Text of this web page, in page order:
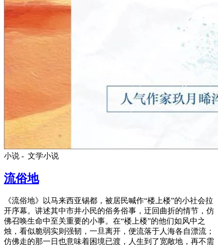
小说 - 文学小说
流俗地
《流俗地》以马来西亚锡都，被居民喊作“楼上楼”的小社会拉
开序幕。讲述其中市井小民的俗务俗事，迂回曲折的情节，仿
佛召唤生命中至关重要的小事。在“楼上楼”的他们如风中之
烛，看似脆弱实则强韧，一旦离开，便流落于人海各自漂流；
仿佛走的那一日也意味着困境已渡，人生到了宽敞地，再不需